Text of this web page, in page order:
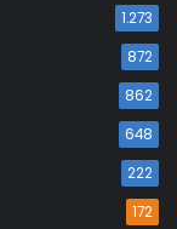
1.273
872
862
648
222
172